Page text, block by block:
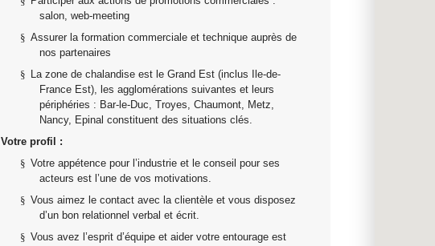
salon, web-meeting
§ Assurer la formation commerciale et technique auprès de
nos partenaires
§ La zone de chalandise est le Grand Est (inclus Ile-de-
France Est), les agglomérations suivantes et leurs
périphéries : Bar-le-Duc, Troyes, Chaumont, Metz,
Nancy, Epinal constituent des situations clés.
Votre profil :
§ Votre appétence pour l’industrie et le conseil pour ses
acteurs est l’une de vos motivations.
§ Vous aimez le contact avec la clientèle et vous disposez
d’un bon relationnel verbal et écrit.
§ Vous avez l’esprit d’équipe et aider votre entourage est